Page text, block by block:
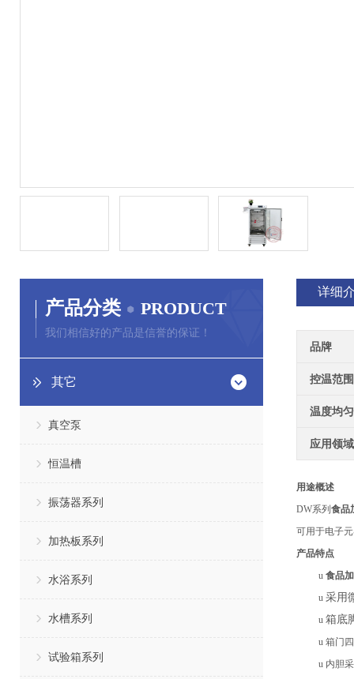
产品分类 PRODUCT
我们相信好的产品是信誉的保证！
其它
真空泵
恒温槽
振荡器系列
加热板系列
水浴系列
水槽系列
试验箱系列
详细
品牌
控温范围
温度均
应用领域
用途概述
DW系列 食品
可用于电子元
产品特点
u 食品
u 采用
u 箱底
u 箱门
u 内胆